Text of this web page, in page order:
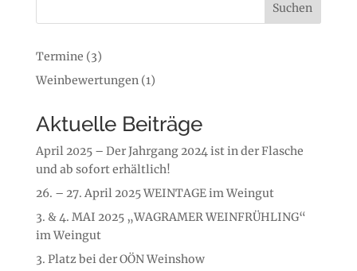
Suchen
Termine (3)
Weinbewertungen(1)
Aktuelle Beiträge
April 2025 – Der Jahrgang 2024 ist in der Flasche
und ab sofort erhältlich!
26. – 27. April 2025 WEINTAGE im Weingut
3. & 4. MAI 2025 „WAGRAMER WEINFRÜHLING“
im Weingut
3. Platz bei der OÖN Weinshow